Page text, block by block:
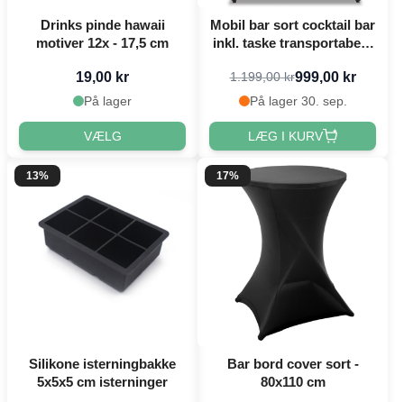
Drinks pinde hawaii
motiver 12x - 17,5 cm
19,00 kr
På lager
VÆLG
Mobil bar sort cocktail bar
inkl. taske transportabel -
1.199,00 kr999,00 kr
På lager 30. sep.
LÆG I KURV
13%
Silikone isterningbakke
5x5x5 cm isterninger
17%
Bar bord cover sort -
80x110 cm